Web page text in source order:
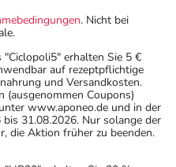
. Nicht bei
erhalten Sie 5 €
auf rezeptpflichtige
und Versandkosten.
(ausgenommen Coupons)
www.aponeo.de und in der
31.08.2026. Nur solange der
die Aktion früher zu beenden.